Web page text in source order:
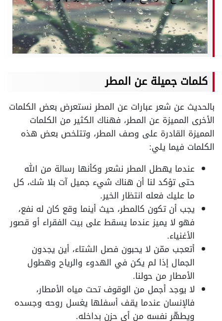
كلمات جميلة عن المطر
بالحديث عن شعر عبارات عن المطر نستعرض بعض الكلمات
الأخرى المميزة عن المطر، فهناك الكثير من الكلمات
المميزة القادرة على وصف المطر، وتتلخص بعض هذه
الكلمات فيما يلي:
عندما يهطل المطر نشعر وكأنها رسالة من الله
حتى تؤكد لنا أن هناك شيء جميل آت بلا شك، كل
ما عليك فعله انتظار الخير.
يجب أن تكون كالمطر، حيث أينما وقع كان له نفع،
فهو لا يميز عندما يسقط على بيت الفقراء أو قصور
الأغنياء.
أتعجب ممّن لا يحبون فصل الشتاء، أين يجدون
الجمال إذا لم يكن في الهدوء والرياح وهطول
الأمطار من حولنا.
لا يوجد أجمل من الوقوف تحت مياه الأمطار،
فالإنسان عندما يقف أسفلها يغسل روحه وجسده
ويطهّر نفسه من أي حزن بداخله.